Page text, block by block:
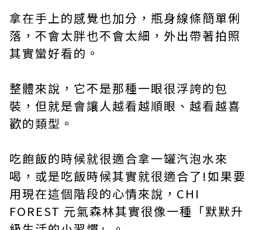
拿在手上的感覺也加分，瓶身線條簡單俐
落，不會太胖也不會太細，外出帶著拍照
其實蠻好看的。
整體來說，它不是那種一眼很浮誇的包
裝，但就是會讓人越看越順眼、越看越喜
歡的類型。
吃飽飯的時候就很適合拿一罐汽泡水來
喝，或是吃飯時候其實就很適合了!如果要
用現在這個階段的心情來說，CHI
FOREST 元氣森林其實很像一種「默默升